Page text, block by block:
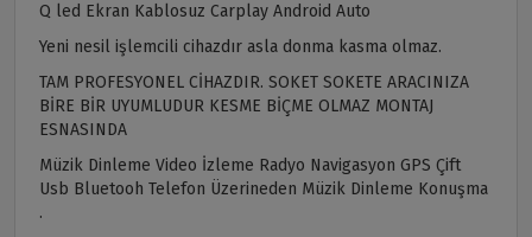
Q led Ekran Kablosuz Carplay Android Auto
Yeni nesil işlemcili cihazdır asla donma kasma olmaz.
TAM PROFESYONEL CİHAZDIR. SOKET SOKETE ARACINIZA
BİRE BİR UYUMLUDUR KESME BİÇME OLMAZ MONTAJ
ESNASINDA
Müzik Dinleme Video İzleme Radyo Navigasyon GPS Çift
Usb Bluetooh Telefon Üzerineden Müzik Dinleme Konuşma
.